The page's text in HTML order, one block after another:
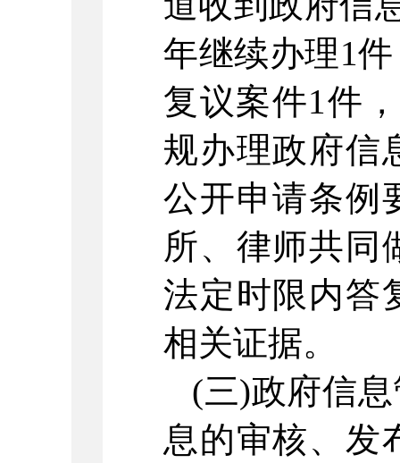
年继续办理1
复议案件1件
规办理政府信
公开申请条例
所、律师共同
法定时限内答
相关证据。
(三)政府信
息的审核、发